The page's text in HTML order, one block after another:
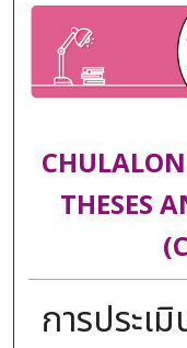
THESES
การประเ